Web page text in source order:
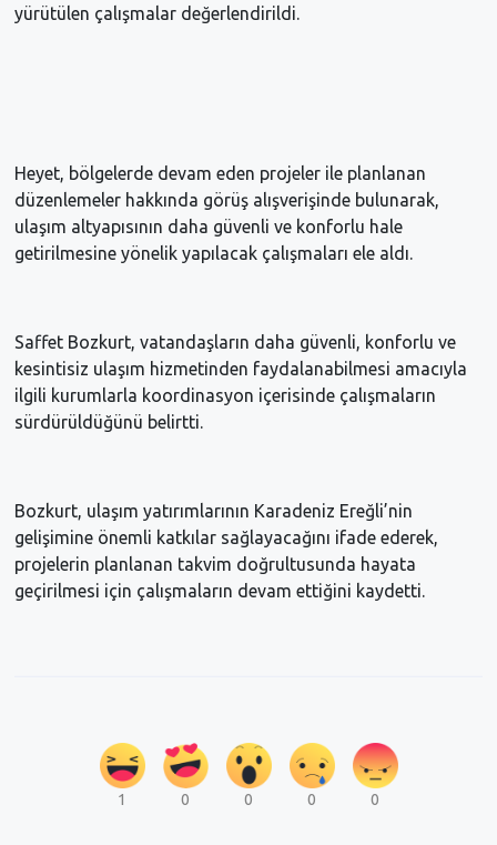
yürütülen çalışmalar değerlendirildi.
Heyet, bölgelerde devam eden projeler ile planlanan
düzenlemeler hakkında görüş alışverişinde bulunarak,
ulaşım altyapısının daha güvenli ve konforlu hale
getirilmesine yönelik yapılacak çalışmaları ele aldı.
Saffet Bozkurt, vatandaşların daha güvenli, konforlu ve
kesintisiz ulaşım hizmetinden faydalanabilmesi amacıyla
ilgili kurumlarla koordinasyon içerisinde çalışmaların
sürdürüldüğünü belirtti.
Bozkurt, ulaşım yatırımlarının Karadeniz Ereğli’nin
gelişimine önemli katkılar sağlayacağını ifade ederek,
projelerin planlanan takvim doğrultusunda hayata
geçirilmesi için çalışmaların devam ettiğini kaydetti.
1 0 0 0 0